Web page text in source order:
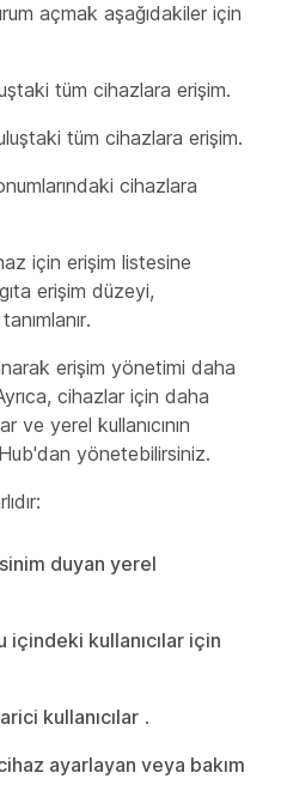
açmak aşağıdakiler için
tüm cihazlara erişim.
tüm cihazlara erişim.
cihazlara
için erişim listesine
erişim düzeyi,
erişim yönetimi daha
cihazlar için daha
ve yerel kullanıcının
yönetebilirsiniz.
duyan yerel
kullanıcılar için
kullanıcılar .
ayarlayan veya bakım